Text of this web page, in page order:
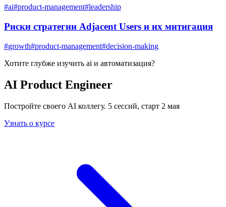
#ai#product-management#leadership
Риски стратегии Adjacent Users и их митигация
#growth#product-management#decision-making
Хотите глубже изучить ai и автоматизация?
AI Product Engineer
Постройте своего AI коллегу. 5 сессий, старт 2 мая
Узнать о курсе